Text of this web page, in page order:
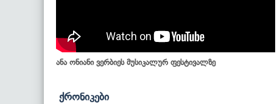
ანა ონიანი ვერბიეს მუსიკალურ ფესტივალზე
ქრონიკები